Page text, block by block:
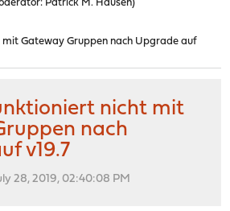
Patrick M. Hausen)
Gateway Gruppen nach Upgrade auf
nicht mit
nach
v19.7
28, 2019, 02:40:08 PM